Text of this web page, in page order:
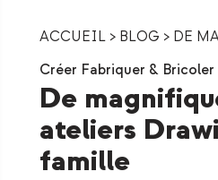
ACCUEIL > BLOG > DE
Créer Fabriquer & Bricoler
De
ateliers
famille